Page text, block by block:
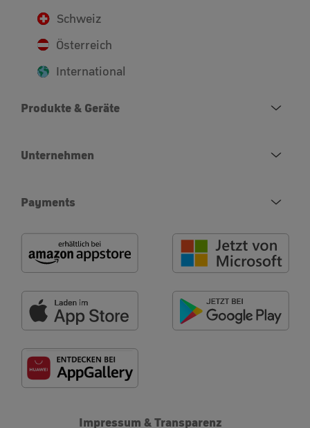
Schweiz
Österreich
International
Produkte & Geräte
Unternehmen
Payments
Impressum & Transparenz